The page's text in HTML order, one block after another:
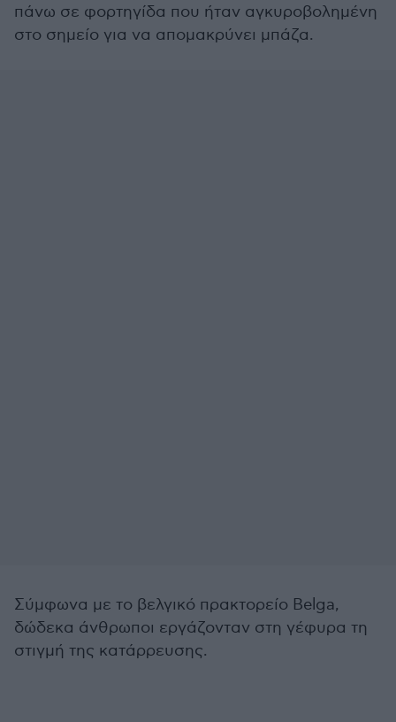
πάνω σε φορτηγίδα που ήταν αγκυροβολημένη
στο σημείο για να απομακρύνει μπάζα.
Σύμφωνα με το βελγικό πρακτορείο Belga,
δώδεκα άνθρωποι εργάζονταν στη γέφυρα τη
στιγμή της κατάρρευσης.